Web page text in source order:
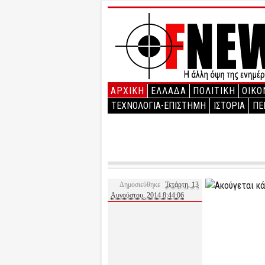
ΑΡΧΙΚΉ ΕΛΛΑΔΑ ΠΟΛΙΤΙΚΗ
ΤΕΧΝΟΛΟΓΙΑ-ΕΠΙΣΤΗΜΗ
ΙΣΤΟΡΙΑ
Δημοσιεύθηκε Τετάρτη, 13
Αυγούστου, 2014 8:44:06